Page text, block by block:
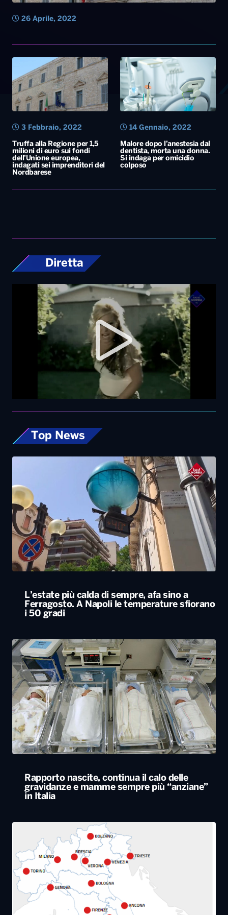
26 Aprile, 2022
Truffa alla Regione per 1,5
milioni di euro sui fondi
dell’Unione europea,
indagati sei imprenditori del
Nordbarese
3 Febbraio, 2022
Malore dopo l’anestesia dal
dentista, morta una donna.
Si indaga per omicidio
colposo
14 Gennaio, 2022
Diretta
Top News
L’estate più calda di sempre, afa sino a
Ferragosto. A Napoli le temperature sfiorano
i 50 gradi
Rapporto nascite, continua il calo delle
gravidanze e mamme sempre più “anziane”
in Italia